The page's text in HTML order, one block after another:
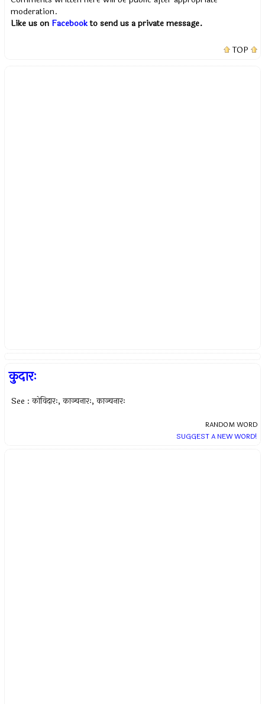
moderation.
Like us on Facebookto send us a private message.
TOP
कुदारः
See : कोविदारः, काञ्चनारः, काञ्चनारः
RANDOM WORD
SUGGEST A NEW WORD!